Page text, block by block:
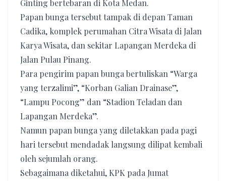
Ginting bertebaran di Kota Medan.
Papan bunga tersebut tampak di depan Taman
Cadika, komplek perumahan Citra Wisata di Jalan
Karya Wisata, dan sekitar Lapangan Merdeka di
Jalan Pulau Pinang.
Para pengirim papan bunga bertuliskan “Warga
yang terzalimi”, “Korban Galian Drainase”,
“Lampu Pocong” dan “Stadion Teladan dan
Lapangan Merdeka”.
Namun papan bunga yang diletakkan pada pagi
hari tersebut mendadak langsung dilipat kembali
oleh sejumlah orang.
Sebagaimana diketahui, KPK pada Jumat